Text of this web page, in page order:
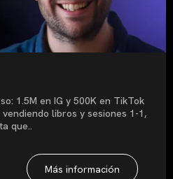
1.5M en IG y 500K en TikTok
libros y sesiones 1-1,
que..
Más información